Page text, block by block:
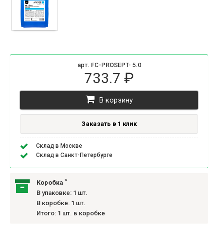
арт. FC-PROSEPT- 5.0
733.7 ₽
В корзину
Заказать в 1 клик
Склад в Москве
Склад в Санкт-Петербурге
Коробка *
В упаковке: 1 шт.
В коробке: 1 шт.
Итого: 1 шт. в коробке